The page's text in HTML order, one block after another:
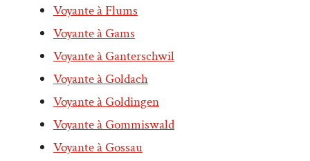
Voyante à Flums
Voyante à Gams
Voyante à Ganterschwil
Voyante à Goldach
Voyante à Goldingen
Voyante à Gommiswald
Voyante à Gossau